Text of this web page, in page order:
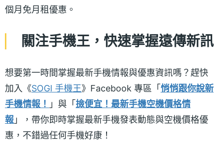
個月免月租優惠。
關注手機王，快速掌握遠傳新訊
想要第一時間掌握最新手機情報與優惠資訊嗎？趕快
加入《SOGI 手機王》Facebook 專區「 悄悄跟你說新
手機情報！ 」與「 撿便宜！最新手機空機價格情
報 」，帶你即時掌握最新手機發表動態與空機價格優
惠，不錯過任何手機好康！